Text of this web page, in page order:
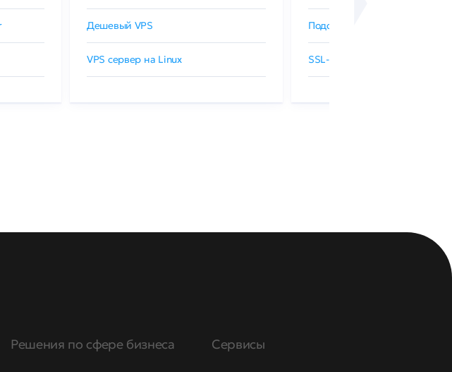
Дешевый VPS
VPS сервер на Linux
Подобрать SSL-сертификат
SSL-сертификаты GlobalSign
Решения по сфере бизнеса Сервисы